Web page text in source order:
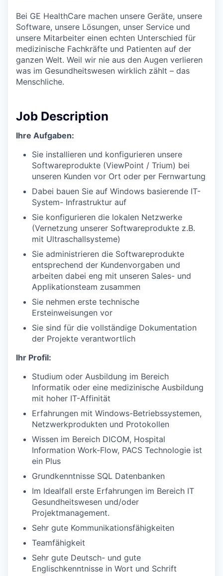
Bei GE HealthCare machen unsere Geräte, unsere
Software, unsere Lösungen, unser Service und
unsere Mitarbeiter einen echten Unterschied für
medizinische Fachkräfte und Patienten auf der
ganzen Welt. Weil wir nie aus den Augen verlieren
was im Gesundheitswesen wirklich zählt – das
Menschliche.
Job Description
Ihre Aufgaben:
Sie installieren und konfigurieren unsere
Softwareprodukte (ViewPoint / Trium) bei
unseren Kunden vor Ort oder per Fernwartung
Dabei bauen Sie auf Windows basierende IT-
System- Infrastruktur auf
Sie konfigurieren die lokalen Netzwerke
(Vernetzung unserer Softwareprodukte z.B.
mit Ultraschallsysteme)
Sie administrieren die Softwareprodukte
entsprechend der Kundenvorgaben und
arbeiten dabei eng mit unseren Sales- und
Applikationsteam zusammen
Sie nehmen erste technische
Ersteinweisungen vor
Sie sind für die vollständige Dokumentation
der Projekte verantwortlich
Ihr Profil:
Studium oder Ausbildung im Bereich
Informatik oder eine medizinische Ausbildung
mit hoher IT-Affinität
Erfahrungen mit Windows-Betriebssystemen,
Netzwerkprodukten und Protokollen
Wissen im Bereich DICOM, Hospital
Information Work-Flow, PACS Technologie ist
ein Plus
Grundkenntnisse SQL Datenbanken
Im Idealfall erste Erfahrungen im Bereich IT
Gesundheitswesen und/oder
Projektmanagement.
Sehr gute Kommunikationsfähigkeiten
Teamfähigkeit
Sehr gute Deutsch- und gute
Englischkenntnisse in Wort und Schrift